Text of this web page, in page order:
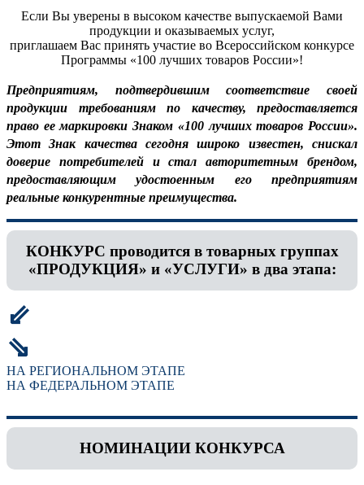
Если Вы уверены в высоком качестве выпускаемой Вами
продукции и оказываемых услуг,
приглашаем Вас принять участие во Всероссийском конкурсе
Программы «100 лучших товаров России»!
Предприятиям, подтвердившим соответствие своей
продукции требованиям по качеству, предоставляется
право ее маркировки Знаком «100 лучших товаров России».
Этот Знак качества сегодня широко известен, снискал
доверие потребителей и стал авторитетным брендом,
предоставляющим удостоенным его предприятиям
реальные конкурентные преимущества.
КОНКУРС проводится в товарных группах
«ПРОДУКЦИЯ» и «УСЛУГИ» в два этапа:
⇙
⇘
НА РЕГИОНАЛЬНОМ ЭТАПЕ
НА ФЕДЕРАЛЬНОМ ЭТАПЕ
НОМИНАЦИИ КОНКУРСА